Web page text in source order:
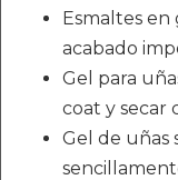
Esmaltes
acabado
Gel para
coat y secar
Gel de uñas